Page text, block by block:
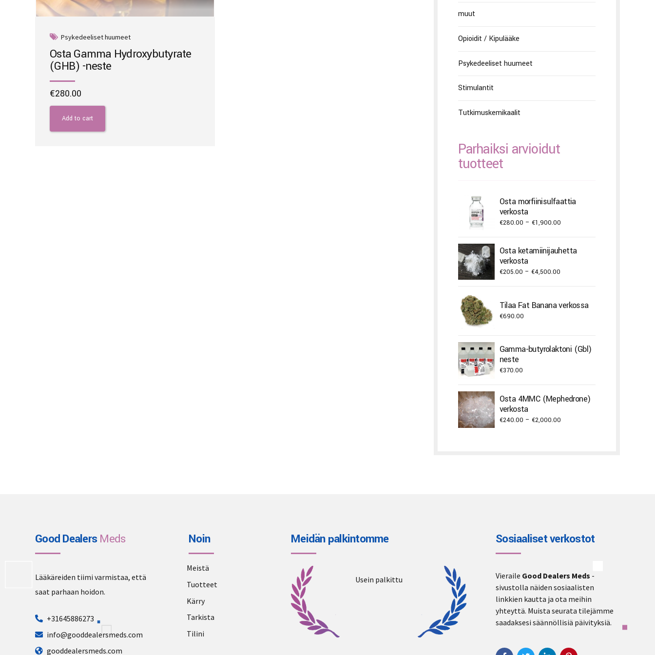
Psykedeeliset huumeet
Osta Gamma Hydroxybutyrate
(GHB) -neste
€280.00
Add to cart
muut
Opioidit / Kipulääke
Psykedeeliset huumeet
Stimulantit
Tutkimuskemikaalit
Parhaiksi arvioidut
tuotteet
Osta morfiinisulfaattia
verkosta
€280.00 – €1,900.00Price
Osta ketamiinijauhetta
verkosta
€205.00 – €4,500.00Price
through
Tilaa Fat Banana verkossa
€690.00
Gamma-butyrolaktoni (Gbl)
neste
€370.00
Osta 4MMC (Mephedrone)
verkosta
€240.00 – €2,000.00Price
Good DealersMeds
Lääkäreiden tiimi varmistaa, että
saat parhaan hoidon.
+31645886273
info@gooddealersmeds.com
gooddealersmeds.com
Noin
Meistä
Tuotteet
Kärry
Tarkista
Tilini
Meidän palkintomme
Usein palkittu
Sosiaaliset verkostot
Vieraile Good Dealers Meds -
sivustolla näiden sosiaalisten
linkkien kautta ja ota meihin
yhteyttä. Muista seurata tilejämme
saadaksesi säännöllisiä päivityksiä.